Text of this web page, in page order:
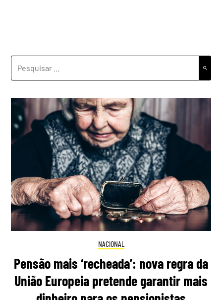
POR:
NACIONAL
Pensão mais ‘recheada’: nova regra da
União Europeia pretende garantir mais